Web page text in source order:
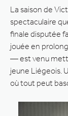
La saison de
spectaculaire
finale disputée
jouée en
— est venu
jeune Liégeois.
où tout peut